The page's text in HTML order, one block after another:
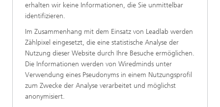
erhalten wir keine Informationen, die Sie unmittelbar
identifizieren.
Im Zusammenhang mit dem Einsatz von Leadlab werden
Zählpixel eingesetzt, die eine statistische Analyse der
Nutzung dieser Website durch Ihre Besuche ermöglichen.
Die Informationen werden von Wiredminds unter
Verwendung eines Pseudonyms in einem Nutzungsprofil
zum Zwecke der Analyse verarbeitet und möglichst
anonymisiert.